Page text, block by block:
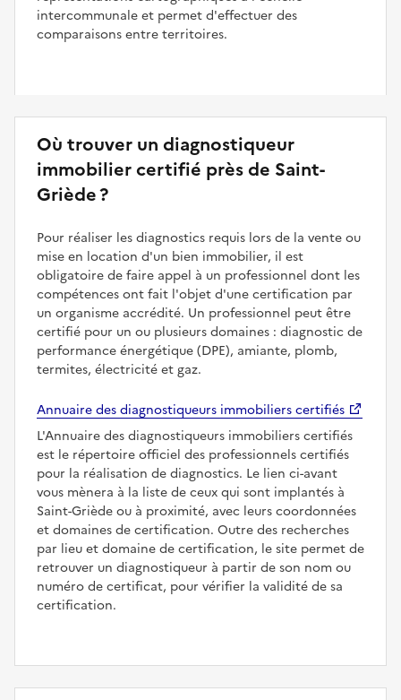
intercommunale et permet d'effectuer des
comparaisons entre territoires.
Où trouver un diagnostiqueur
immobilier certifié près de Saint-
Griède ?
Pour réaliser les diagnostics requis lors de la vente ou
mise en location d'un bien immobilier, il est
obligatoire de faire appel à un professionnel dont les
compétences ont fait l'objet d'une certification par
un organisme accrédité. Un professionnel peut être
certifié pour un ou plusieurs domaines : diagnostic de
performance énergétique (DPE), amiante, plomb,
termites, électricité et gaz.
Annuaire des diagnostiqueurs immobiliers certifiés
L'Annuaire des diagnostiqueurs immobiliers certifiés
est le répertoire officiel des professionnels certifiés
pour la réalisation de diagnostics. Le lien ci-avant
vous mènera à la liste de ceux qui sont implantés à
Saint-Griède ou à proximité, avec leurs coordonnées
et domaines de certification. Outre des recherches
par lieu et domaine de certification, le site permet de
retrouver un diagnostiqueur à partir de son nom ou
numéro de certificat, pour vérifier la validité de sa
certification.